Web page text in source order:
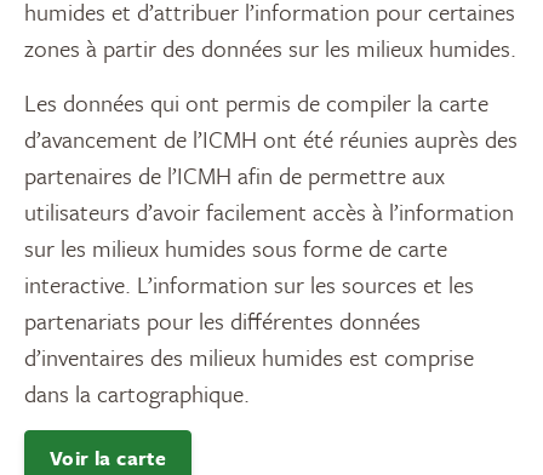
humides et d’attribuer l’information pour certaines
zones à partir des données sur les milieux humides.
Les données qui ont permis de compiler la carte
d’avancement de l’ICMH ont été réunies auprès des
partenaires de l’ICMH afin de permettre aux
utilisateurs d’avoir facilement accès à l’information
sur les milieux humides sous forme de carte
interactive. L’information sur les sources et les
partenariats pour les différentes données
d’inventaires des milieux humides est comprise
dans la cartographique.
Voir la carte